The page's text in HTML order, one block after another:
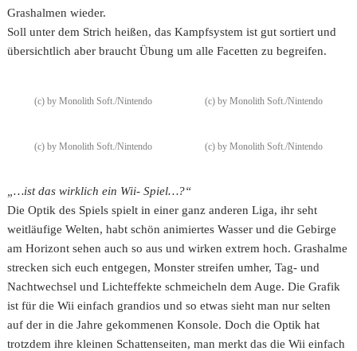
Grashalmen wieder.
Soll unter dem Strich heißen, das Kampfsystem ist gut sortiert und
übersichtlich aber braucht Übung um alle Facetten zu begreifen.
(c) by Monolith Soft./Nintendo (c) by Monolith Soft./Nintendo
(c) by Monolith Soft./Nintendo (c) by Monolith Soft./Nintendo
„…ist das wirklich ein Wii- Spiel…?“
Die Optik des Spiels spielt in einer ganz anderen Liga, ihr seht
weitläufige Welten, habt schön animiertes Wasser und die Gebirge
am Horizont sehen auch so aus und wirken extrem hoch. Grashalme
strecken sich euch entgegen, Monster streifen umher, Tag- und
Nachtwechsel und Lichteffekte schmeicheln dem Auge. Die Grafik
ist für die Wii einfach grandios und so etwas sieht man nur selten
auf der in die Jahre gekommenen Konsole. Doch die Optik hat
trotzdem ihre kleinen Schattenseiten, man merkt das die Wii einfach